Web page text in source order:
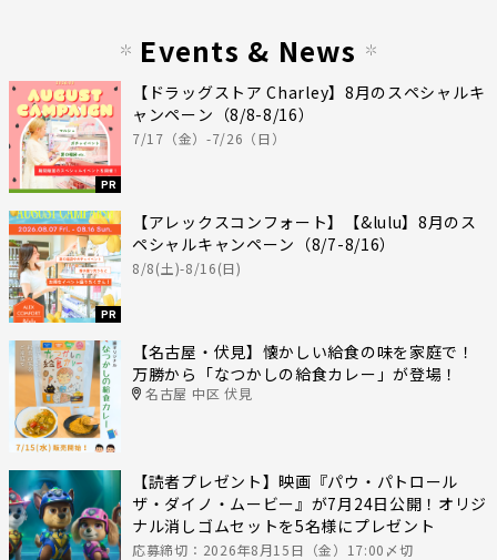
Events & News
PR
【ドラッグストア Charley】8月のスペシャルキ
ャンペーン（8/8-8/16）
7/17（金）-7/26（日）
PR
【アレックスコンフォート】【&lulu】8月のス
ペシャルキャンペーン（8/7-8/16）
8/8(土)-8/16(日)
【名古屋・伏見】懐かしい給食の味を家庭で！
万勝から「なつかしの給食カレー」が登場！
名古屋 中区 伏見
【読者プレゼント】映画『パウ・パトロール
ザ・ダイノ・ムービー』が7月24日公開！オリジ
ナル消しゴムセットを5名様にプレゼント
応募締切：2026年8月15日（金）17:00〆切